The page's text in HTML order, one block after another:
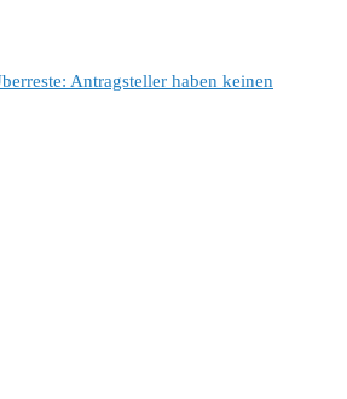
Antragsteller haben keinen